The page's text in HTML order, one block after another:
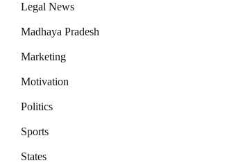
Legal News
Madhaya Pradesh
Marketing
Motivation
Politics
Sports
States